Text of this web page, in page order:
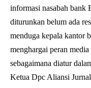
informasi nasabah bank
diturunkan belum ada
menduga kepala kantor
menghargai peran
sebagaimana diatur
Ketua Dpc Aliansi